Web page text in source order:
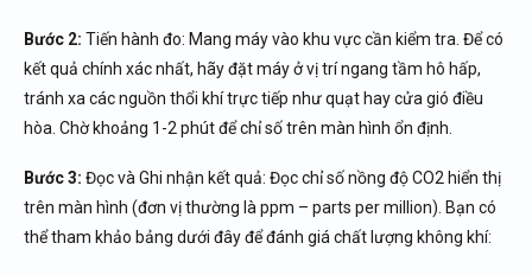
Bước 2: Tiến hành đo: Mang máy vào khu vực cần kiểm tra. Để có
kết quả chính xác nhất, hãy đặt máy ở vị trí ngang tầm hô hấp,
tránh xa các nguồn thổi khí trực tiếp như quạt hay cửa gió điều
hòa. Chờ khoảng 1-2 phút để chỉ số trên màn hình ổn định.
Bước 3: Đọc và Ghi nhận kết quả: Đọc chỉ số nồng độ CO2 hiển thị
trên màn hình (đơn vị thường là ppm – parts per million). Bạn có
thể tham khảo bảng dưới đây để đánh giá chất lượng không khí: